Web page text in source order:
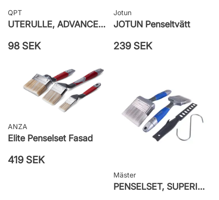
QPT
UTERULLE, ADVANCE GROV PRETEX
98 SEK
Jotun
JOTUN Penseltvätt
239 SEK
ANZA
Elite Penselset Fasad
419 SEK
Mäster
PENSELSET, SUPERIOR MÅLA FASAD